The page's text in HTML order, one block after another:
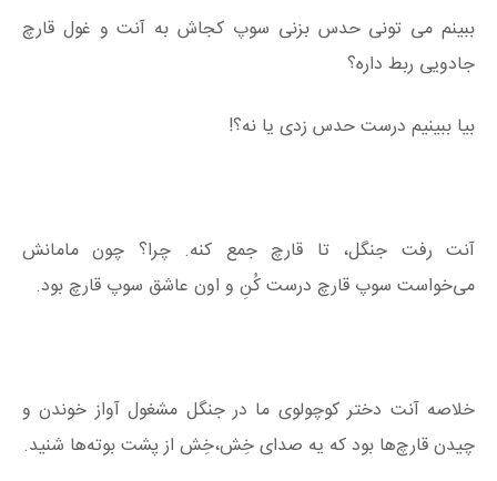
ببینم می تونی حدس بزنی سوپ کجاش به آنت و غول قارچ
جادویی ربط داره؟
بیا ببینیم درست حدس زدی یا نه؟!
آنت رفت جنگل، تا قارچ جمع کنه. چرا؟ چون مامانش
می‌خواست سوپ قارچ درست کُنِ و اون عاشق سوپ قارچ بود.
خلاصه آنت دختر کوچولوی ما در جنگل مشغول آواز خوندن و
چیدن قارچ‌ها بود که یه صدای خِش‌،خِش از پشت بوته‌ها شنید.